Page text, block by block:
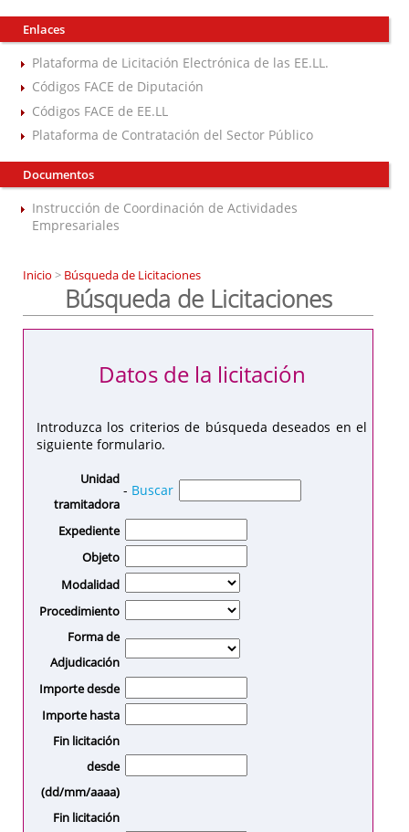
Enlaces
Plataforma de Licitación Electrónica de las EE.LL.
Códigos FACE de Diputación
Códigos FACE de EE.LL
Plataforma de Contratación del Sector Público
Documentos
Instrucción de Coordinación de Actividades
Empresariales
Inicio > Búsqueda de Licitaciones
Búsqueda de Licitaciones
Introduzca los criterios de búsqueda deseados en el
siguiente formulario.
Datos de la licitación
Unidad
tramitadora
- Buscar
Expediente
Objeto
Modalidad
Procedimiento
Forma de
Adjudicación
Importe desde
Importe hasta
Fin licitación
desde
(dd/mm/aaaa)
Fin licitación